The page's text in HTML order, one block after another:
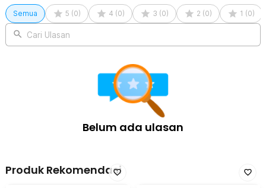
Semua 5 (0) 4 (0) 3 (0) 2 (0) 1 (0)
Cari Ulasan
Belum ada ulasan
Produk Rekomendasi